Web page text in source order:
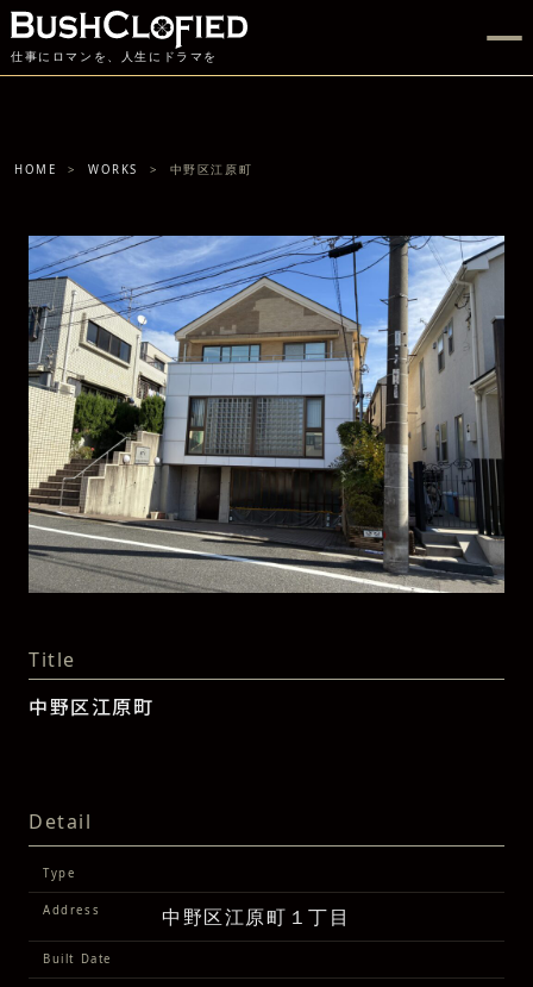
仕事にロマンを、人生にドラマを
HOME WORKS 中野区江原町
Title
中野区江原町
Detail
Type
Address 中野区江原町１丁目
Built Date